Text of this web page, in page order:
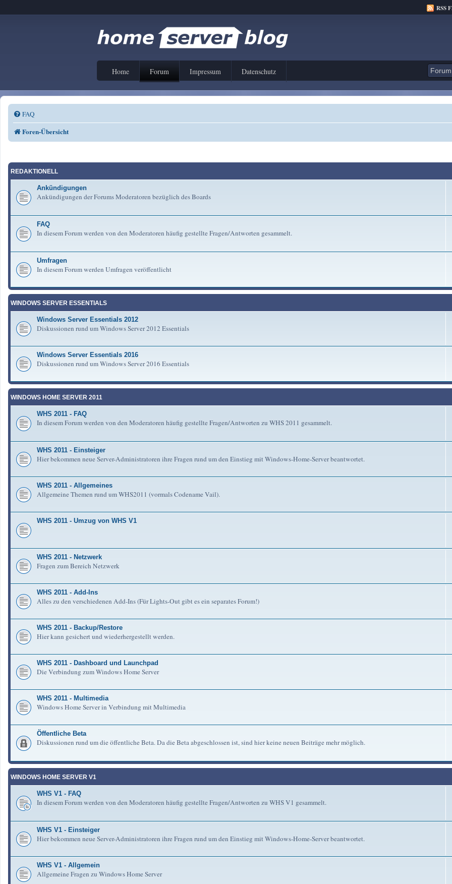
RSS
Home Forum Impressum Datenschutz
FAQ
Foren-Übersicht
REDAKTIONELL
Ankündigungen
Ankündigungen der Forums Moderatoren bezüglich des Boards
FAQ
In diesem Forum werden von den Moderatoren häufig gestellte Fragen/Antworten gesammelt.
Umfragen
In diesem Forum werden Umfragen veröffentlicht
WINDOWS SERVER ESSENTIALS
Windows Server Essentials 2012
Diskussionen rund um Windows Server 2012 Essentials
Windows Server Essentials 2016
Diskussionen rund um Windows Server 2016 Essentials
WINDOWS HOME SERVER 2011
WHS 2011 - FAQ
In diesem Forum werden von den Moderatoren häufig gestellte Fragen/Antworten zu WHS 2011 gesammelt.
WHS 2011 - Einsteiger
Hier bekommen neue Server-Administratoren ihre Fragen rund um den Einstieg mit Windows-Home-Server beantwortet.
WHS 2011 - Allgemeines
Allgemeine Themen rund um WHS2011 (vormals Codename Vail).
WHS 2011 - Umzug von WHS V1
WHS 2011 - Netzwerk
Fragen zum Bereich Netzwerk
WHS 2011 - Add-Ins
Alles zu den verschiedenen Add-Ins (Für Lights-Out gibt es ein separates Forum!)
WHS 2011 - Backup/Restore
Hier kann gesichert und wiederhergestellt werden.
WHS 2011 - Dashboard und Launchpad
Die Verbindung zum Windows Home Server
WHS 2011 - Multimedia
Windows Home Server in Verbindung mit Multimedia
Öffentliche Beta
Diskussionen rund um die öffentliche Beta. Da die Beta abgeschlossen ist, sind hier keine neuen Beiträge mehr möglich.
WINDOWS HOME SERVER V1
WHS V1 - FAQ
In diesem Forum werden von den Moderatoren häufig gestellte Fragen/Antworten zu WHS V1 gesammelt.
WHS V1 - Einsteiger
Hier bekommen neue Server-Administratoren ihre Fragen rund um den Einstieg mit Windows-Home-Server beantwortet.
WHS V1 - Allgemein
Allgemeine Fragen zu Windows Home Server